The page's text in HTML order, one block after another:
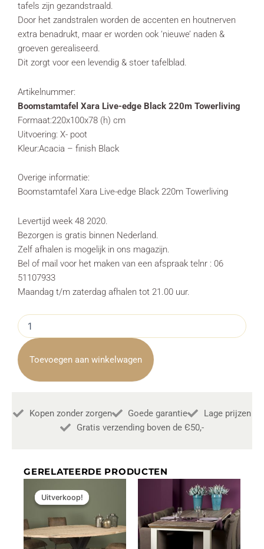
tafels zijn gezandstraald.
Door het zandstralen worden de accenten en houtnerven
extra benadrukt, maar er worden ook ‘nieuwe’ naden &
groeven gerealiseerd.
Dit zorgt voor een levendig & stoer tafelblad.
Artikelnummer:
Boomstamtafel Xara Live-edge Black 220m Towerliving
Formaat:220x100x78 (h) cm
Uitvoering: X- poot
Kleur:Acacia – finish Black
Overige informatie:
Boomstamtafel Xara Live-edge Black 220m Towerliving
Levertijd week 48 2020.
Bezorgen is gratis binnen Nederland.
Zelf afhalen is mogelijk in ons magazijn.
Bel of mail voor het maken van een afspraak telnr : 06
51107933
Maandag t/m zaterdag afhalen tot 21.00 uur.
Boomstamtafel
Xara
Live-
edge
Black
220cm
Toevoegen aan winkelwagen
Kopen zonder zorgen Goede garantie
Lage prijzen
Gratis verzending boven de Є50,-
GERELATEERDE PRODUCTEN
Uitverkoop!
Uitverkoop!
prijs
was:
€1.139,00.